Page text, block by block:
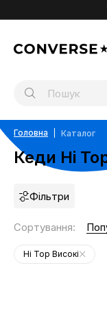
Головна Каталог
Кеди Hi
Фільтри
Сортування:
Hi Top Високі